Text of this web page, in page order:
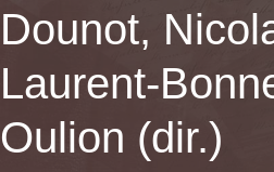
Dounot,
Laurent-
Oulion (dir.)